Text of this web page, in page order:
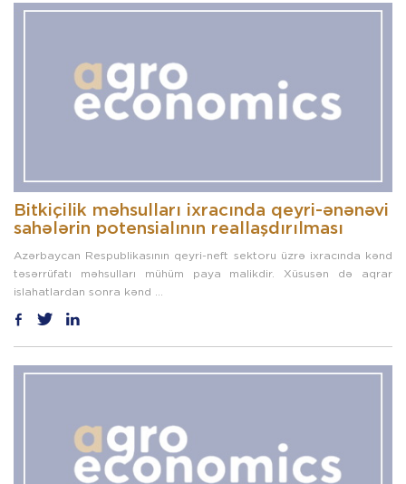
Bitkiçilik məhsulları ixracında qeyri-ənənəvi
sahələrin potensialının reallaşdırılması
Azərbaycan Respublikasının qeyri-neft sektoru üzrə ixracında kənd
təsərrüfatı məhsulları mühüm paya malikdir. Xüsusən də aqrar
islahatlardan sonra kənd ...